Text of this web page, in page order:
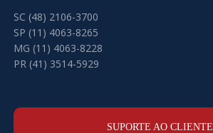
SC (48) 2106-3700
SP (11) 4063-8265
MG (11) 4063-8228
PR (41) 3514-5929
SUPORTE AO CLIENTE